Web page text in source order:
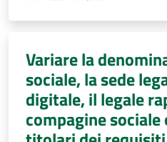
Variare la
sociale, la sede
digitale, il legale
compagine